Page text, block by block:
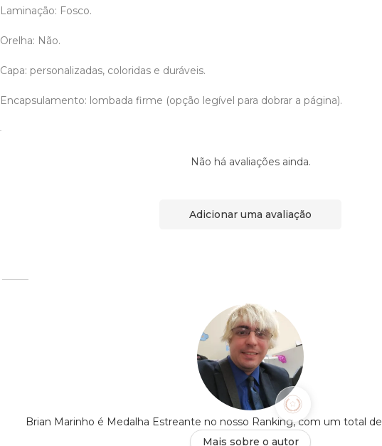
Laminação: Fosco.
Orelha: Não.
Capa: personalizadas, coloridas e duráveis.
Encapsulamento: lombada firme (opção legível para dobrar a página).
Não há avaliações ainda.
Adicionar uma avaliação
Brian Marinho é Medalha Estreante no nosso Ranking, com um total de
Mais sobre o autor